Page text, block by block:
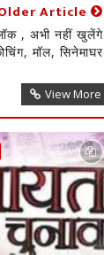
Article
, अभी नहीं खुलेंगे
मॉल, सिनेमाघर
View More